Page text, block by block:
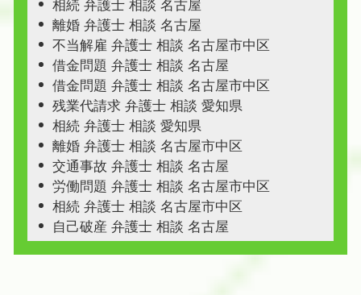
相続 弁護士 相談 名古屋
離婚 弁護士 相談 名古屋
不当解雇 弁護士 相談 名古屋市中区
借金問題 弁護士 相談 名古屋
借金問題 弁護士 相談 名古屋市中区
残業代請求 弁護士 相談 愛知県
相続 弁護士 相談 愛知県
離婚 弁護士 相談 名古屋市中区
交通事故 弁護士 相談 名古屋
労働問題 弁護士 相談 名古屋市中区
相続 弁護士 相談 名古屋市中区
自己破産 弁護士 相談 名古屋